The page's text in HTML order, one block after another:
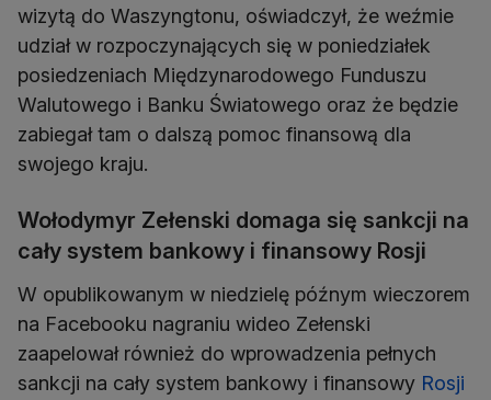
wizytą do Waszyngtonu, oświadczył, że weźmie
udział w rozpoczynających się w poniedziałek
posiedzeniach Międzynarodowego Funduszu
Walutowego i Banku Światowego oraz że będzie
zabiegał tam o dalszą pomoc finansową dla
swojego kraju.
Wołodymyr Zełenski domaga się sankcji na
cały system bankowy i finansowy Rosji
W opublikowanym w niedzielę późnym wieczorem
na Facebooku nagraniu wideo Zełenski
zaapelował również do wprowadzenia pełnych
sankcji na cały system bankowy i finansowy Rosji